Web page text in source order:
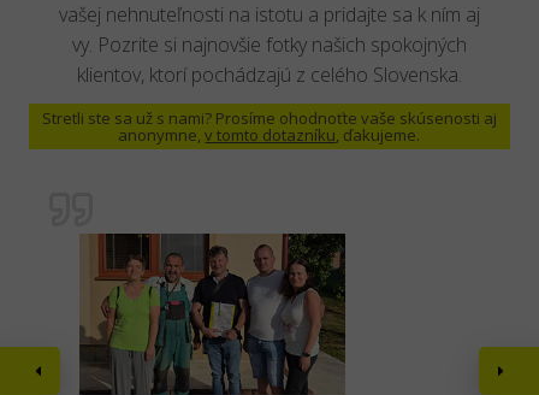
vašej nehnuteľnosti na istotu a pridajte sa k ním aj
vy. Pozrite si najnovšie fotky našich spokojných
klientov, ktorí pochádzajú z celého Slovenska.
Stretli ste sa už s nami? Prosíme ohodnoťte vaše skúsenosti aj
anonymne,v tomto dotazníku, ďakujeme.